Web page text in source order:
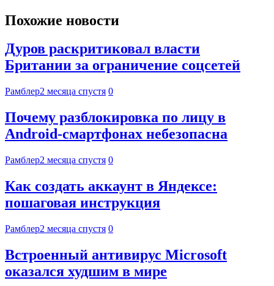
Похожие новости
Дуров раскритиковал власти
Британии за ограничение соцсетей
Рамблер2 месяца спустя 0
Почему разблокировка по лицу в
Android-смартфонах небезопасна
Рамблер2 месяца спустя 0
Как создать аккаунт в Яндексе:
пошаговая инструкция
Рамблер2 месяца спустя 0
Встроенный антивирус Microsoft
оказался худшим в мире